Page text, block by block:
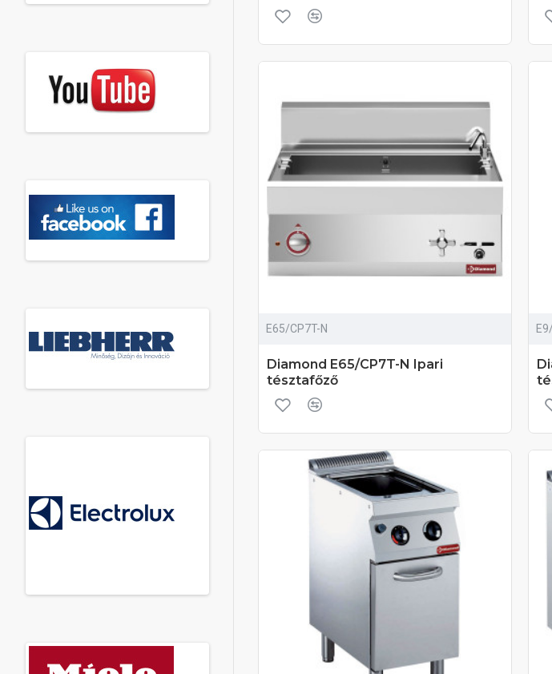
E65/CP7T-N
Diamond E65/CP7T-N Ipari
tésztafőző